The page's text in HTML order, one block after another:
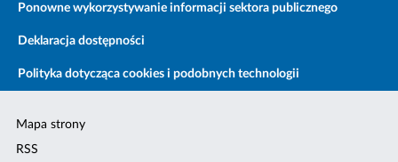
Ponowne wykorzystywanie informacji sektora publicznego
Deklaracja dostępności
Polityka dotycząca cookies i podobnych technologii
Mapa strony
RSS